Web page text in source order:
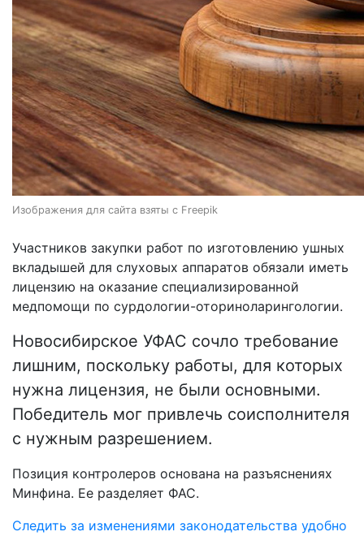
Изображения для сайта взяты с Freepik
Участников закупки работ по изготовлению ушных
вкладышей для слуховых аппаратов обязали иметь
лицензию на оказание специализированной
медпомощи по сурдологии-оториноларингологии.
Новосибирское УФАС сочло требование
лишним, поскольку работы, для которых
нужна лицензия, не были основными.
Победитель мог привлечь соисполнителя
с нужным разрешением.
Позиция контролеров основана на разъяснениях
Минфина. Ее разделяет ФАС.
Следить за изменениями законодательства удобно